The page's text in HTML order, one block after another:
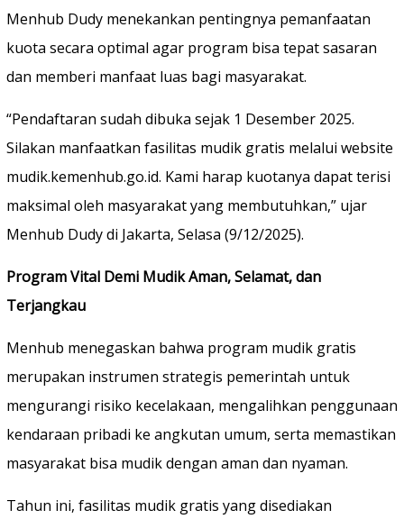
Menhub Dudy menekankan pentingnya pemanfaatan
kuota secara optimal agar program bisa tepat sasaran
dan memberi manfaat luas bagi masyarakat.
“Pendaftaran sudah dibuka sejak 1 Desember 2025.
Silakan manfaatkan fasilitas mudik gratis melalui website
mudik.kemenhub.go.id. Kami harap kuotanya dapat terisi
maksimal oleh masyarakat yang membutuhkan,” ujar
Menhub Dudy di Jakarta, Selasa (9/12/2025).
Program Vital Demi Mudik Aman, Selamat, dan
Terjangkau
Menhub menegaskan bahwa program mudik gratis
merupakan instrumen strategis pemerintah untuk
mengurangi risiko kecelakaan, mengalihkan penggunaan
kendaraan pribadi ke angkutan umum, serta memastikan
masyarakat bisa mudik dengan aman dan nyaman.
Tahun ini, fasilitas mudik gratis yang disediakan